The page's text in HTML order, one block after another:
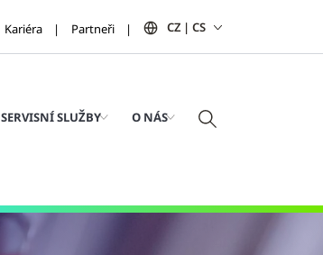
Kariéra Partneři CZ | CS
SERVISNÍ SLUŽBY O NÁS